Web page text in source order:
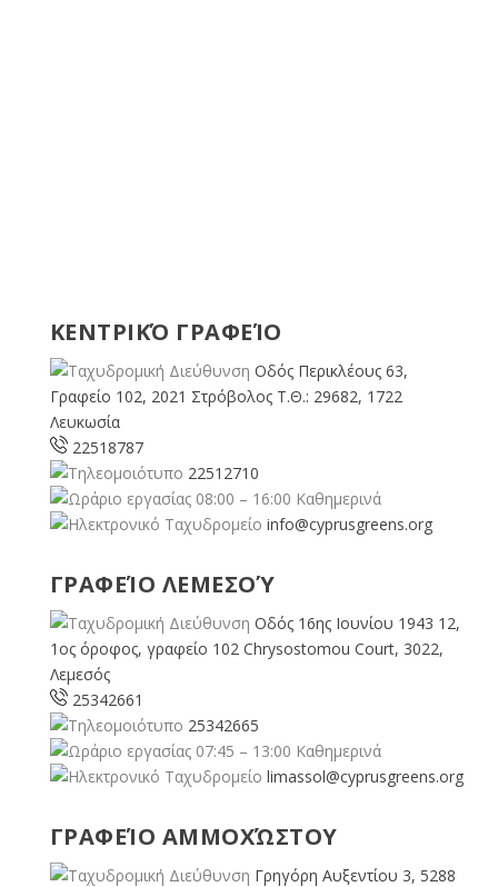
ΚΕΝΤΡΙΚΌ ΓΡΑΦΕΊΟ
Οδός Περικλέους 63,
Γραφείο 102, 2021 Στρόβολος Τ.Θ.: 29682, 1722
Λευκωσία
22518787
22512710
08:00 – 16:00 Καθημερινά
info@cyprusgreens.org
ΓΡΑΦΕΊΟ ΛΕΜΕΣΟΎ
Οδός 16ης Ιουνίου 1943 12,
1ος όροφος, γραφείο 102 Chrysostomou Court, 3022,
Λεμεσός
25342661
25342665
07:45 – 13:00 Καθημερινά
limassol@cyprusgreens.org
ΓΡΑΦΕΊΟ ΑΜΜΟΧΏΣΤΟΥ
Γρηγόρη Αυξεντίου 3, 5288